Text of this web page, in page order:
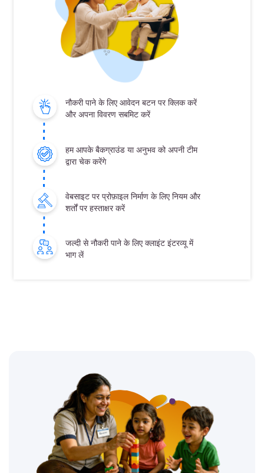
नौकरी पाने के लिए आवेदन बटन पर क्लिक करें
और अपना विवरण सबमिट करें
हम आपके बैकग्राउंड या अनुभव को अपनी टीम
द्वारा चेक करेंगे
वेबसाइट पर प्रोफ़ाइल निर्माण के लिए नियम और
शर्तों पर हस्ताक्षर करें
जल्दी से नौकरी पाने के लिए क्लाइंट इंटरव्यू में
भाग लें